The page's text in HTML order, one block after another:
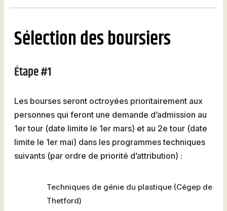
Sélection des boursiers
Étape #1
Les bourses seront octroyées prioritairement aux
personnes qui feront une demande d’admission au
1er tour (date limite le 1er mars) et au 2e tour (date
limite le 1er mai) dans les programmes techniques
suivants (par ordre de priorité d’attribution) :
Techniques de génie du plastique (Cégep de
Thetford)